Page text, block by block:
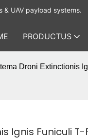
& UAV payload systems.
PRODUCTUS
Droni Extinctionis
Ignis Funiculi T-